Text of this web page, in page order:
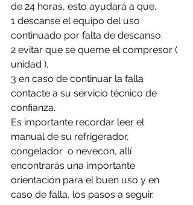
de 24 horas, esto ayudará a que.
1 descanse el equipo del uso
continuado por falta de descanso.
2 evitar que se queme el compresor (
unidad ).
3 en caso de continuar la falla
contacte a su servicio técnico de
confianza.
Es importante recordar leer el
manual de su refrigerador,
congelador  o nevecon, allí
encontrarás una importante
orientación para el buen uso y en
caso de falla, los pasos a seguir.